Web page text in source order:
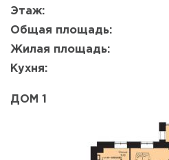
Этаж:
Общая площадь:
Жилая площадь:
Кухня:
ДОМ 1